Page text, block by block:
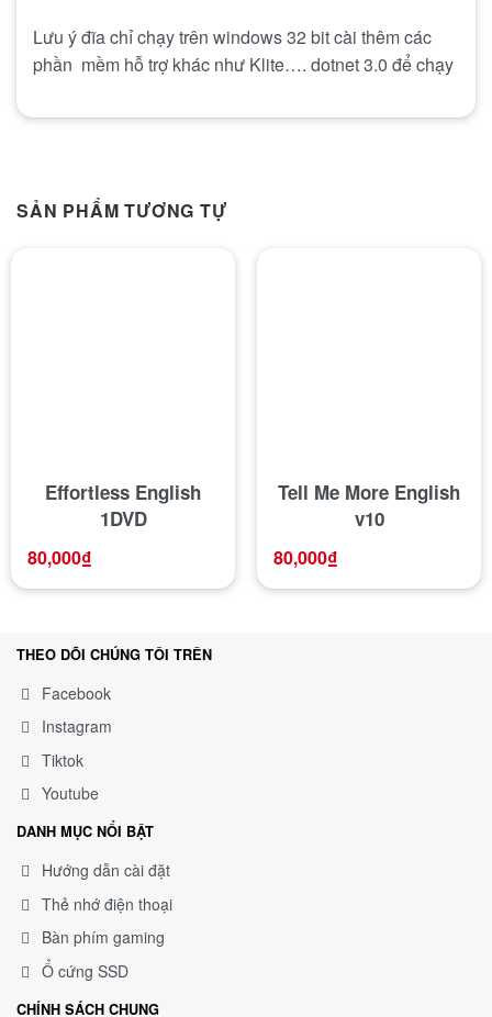
Lưu ý đĩa chỉ chạy trên windows 32 bit cài thêm các
phần mềm hỗ trợ khác như Klite…. dotnet 3.0 để chạy
SẢN PHẨM TƯƠNG TỰ
Effortless English
1DVD
80,000₫
Tell Me More English
v10
80,000₫
THEO DÕI CHÚNG TÔI TRÊN
Facebook
Instagram
Tiktok
Youtube
DANH MỤC NỔI BẬT
Hướng dẫn cài đặt
Thẻ nhớ điện thoại
Bàn phím gaming
Ổ cứng SSD
CHÍNH SÁCH CHUNG